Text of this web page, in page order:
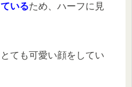
いるため、ハーフに見
ても可愛い顔をしてい